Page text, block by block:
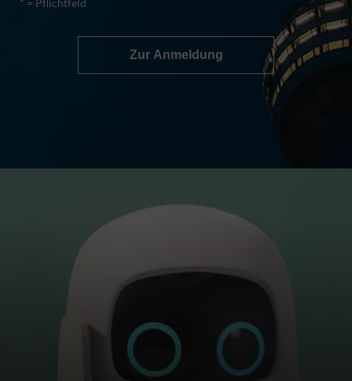
* = Pflichtfeld
Zur Anmeldung